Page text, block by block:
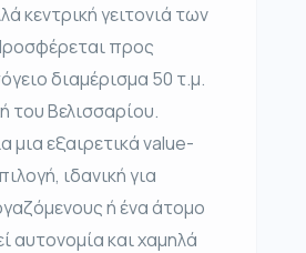
κεντρική γειτονιά των
προς
διαμέρισμα 50 τ.μ.
του Βελισσαρίου.
μια εξαιρετικά value-
ιδανική για
ή ένα άτομο
αυτονομία και χαμηλά